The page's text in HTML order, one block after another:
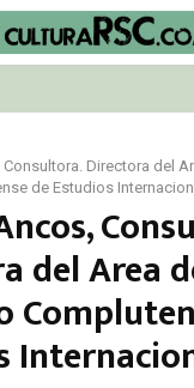
Directora del
de Estudios
del Area